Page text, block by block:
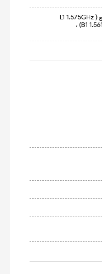
دعم نظام تحديد المواقع (L1 1.575GHz
C/A code) ، بيدو (B1 1.561GHz) ،